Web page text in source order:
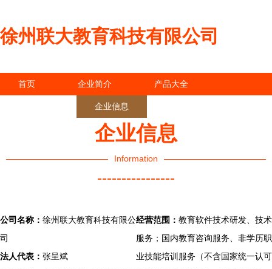
徐州联大教育科技有限公司
首页 企业简介 产品大全
企业信息
企业信息
Information
----------------
公司名称： 徐州联大教育科技有限公
司
法人代表： 张呈斌
经营范围： 教育软件技术研发、技术
服务；国内教育咨询服务、非学历职
业技能培训服务（不含国家统一认可